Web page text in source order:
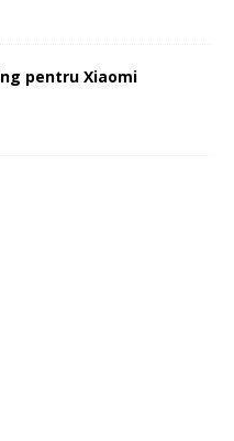
pentru Xiaomi